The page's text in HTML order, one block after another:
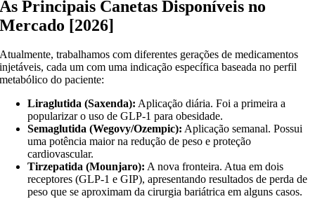
As Principais Canetas Disponíveis no
Mercado [2026]
Atualmente, trabalhamos com diferentes gerações de medicamentos
injetáveis, cada um com uma indicação específica baseada no perfil
metabólico do paciente:
Liraglutida (Saxenda): Aplicação diária. Foi a primeira a
popularizar o uso de GLP-1 para obesidade.
Semaglutida (Wegovy/Ozempic): Aplicação semanal. Possui
uma potência maior na redução de peso e proteção
cardiovascular.
Tirzepatida (Mounjaro): A nova fronteira. Atua em dois
receptores (GLP-1 e GIP), apresentando resultados de perda de
peso que se aproximam da cirurgia bariátrica em alguns casos.